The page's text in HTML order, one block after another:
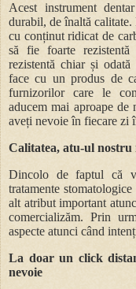
Acest instrument
durabil, de înaltă
cu conținut ridicat de
să fie foarte
rezistentă chiar și
face cu un produs de
furnizorilor care le
aducem mai aproape de
aveți nevoie în fiecare zi
Calitatea, atu-ul nostru
Dincolo de faptul că
tratamente
alt atribut important
comercializăm. Prin
aspecte atunci când
La doar un click
nevoie